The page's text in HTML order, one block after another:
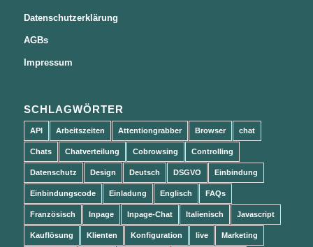
Datenschutzerklärung
AGBs
Impressum
SCHLAGWÖRTER
API Arbeitszeiten Attentiongrabber Browser chat
Chats Chatverteilung Cobrowsing Controlling
Datenschutz Design Deutsch DSGVO Einbindung
Einbindungscode Einladung Englisch FAQs
Französisch Inpage Inpage-Chat Italienisch Javascript
Kauflösung Klienten Konfiguration live Marketing